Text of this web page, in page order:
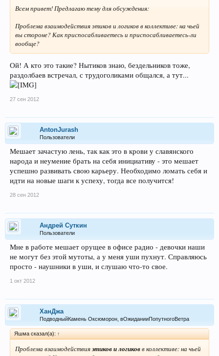
Всем привет! Предлагаю тему для обсуждения:
Проблема взаимодействия этиков и логиков в коллективе: на чьей
вы стороне? Как приспосабливаетесь и приспосабливаетесь-ли
вообще?
Ой! А кто это такие? Нытиков знаю, бездельников тоже,
раздолбаев встречал, с трудоголиками общался, а тут...
27 сен 2012
AntonJurash
Пользователи
Мешает зачастую лень, так как это в крови у славянского
народа и неумение брать на себя инициативу - это мешает
успешно развивать свою карьеру. Необходимо ломать себя и
идти на новые шаги к успеху, тогда все получится!
28 сен 2012
Андрей Суткин
Пользователи
Мне в работе мешает орущее в офисе радио - девочки наши
не могут без этой мутоты, а у меня уши пухнут. Справляюсь
просто - наушники в уши, и слушаю что-то свое.
1 окт 2012
ХанДжа
ПодводныйКамень Оксюморон, вОжиданииПопутногоВетра
Яшма сказал(а): ↑
Проблема взаимодействияэтиков и логиковв коллективе: на чьей